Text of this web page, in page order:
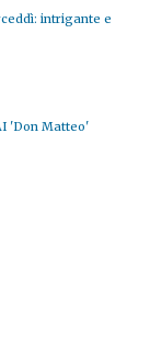
intrigante e
'Don Matteo'